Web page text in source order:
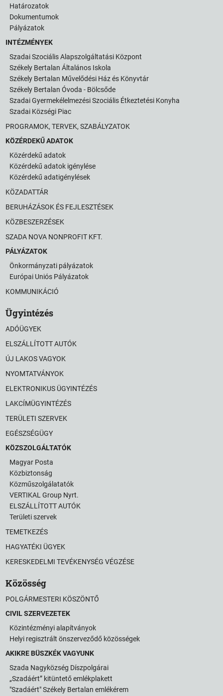
Határozatok
Dokumentumok
Pályázatok
INTÉZMÉNYEK
Szadai Szociális Alapszolgáltatási Központ
Székely Bertalan Általános Iskola
Székely Bertalan Művelődési Ház és Könyvtár
Székely Bertalan Óvoda - Bölcsőde
Szadai Gyermekélelmezési Szociális Étkeztetési Konyha
Szadai Községi Piac
PROGRAMOK, TERVEK, SZABÁLYZATOK
KÖZÉRDEKŰ ADATOK
Közérdekű adatok
Közérdekű adatok igénylése
Közérdekű adatigénylések
KÖZADATTÁR
BERUHÁZÁSOK ÉS FEJLESZTÉSEK
KÖZBESZERZÉSEK
SZADA NOVA NONPROFIT KFT.
PÁLYÁZATOK
Önkormányzati pályázatok
Európai Uniós Pályázatok
KOMMUNIKÁCIÓ
Ügyintézés
ADÓÜGYEK
ELSZÁLLÍTOTT AUTÓK
ÚJ LAKOS VAGYOK
NYOMTATVÁNYOK
ELEKTRONIKUS ÜGYINTÉZÉS
LAKCÍMÜGYINTÉZÉS
TERÜLETI SZERVEK
EGÉSZSÉGÜGY
KÖZSZOLGÁLTATÓK
Magyar Posta
Közbiztonság
Közműszolgálatatók
VERTIKAL Group Nyrt.
ELSZÁLLÍTOTT AUTÓK
Területi szervek
TEMETKEZÉS
HAGYATÉKI ÜGYEK
KERESKEDELMI TEVÉKENYSÉG VÉGZÉSE
Közösség
POLGÁRMESTERI KÖSZÖNTŐ
CIVIL SZERVEZETEK
Közintézményi alapítványok
Helyi regisztrált önszerveződő közösségek
AKIKRE BÜSZKÉK VAGYUNK
Szada Nagyközség Díszpolgárai
„Szadáért” kitüntető emlékplakett
"Szadáért" Székely Bertalan emlékérem